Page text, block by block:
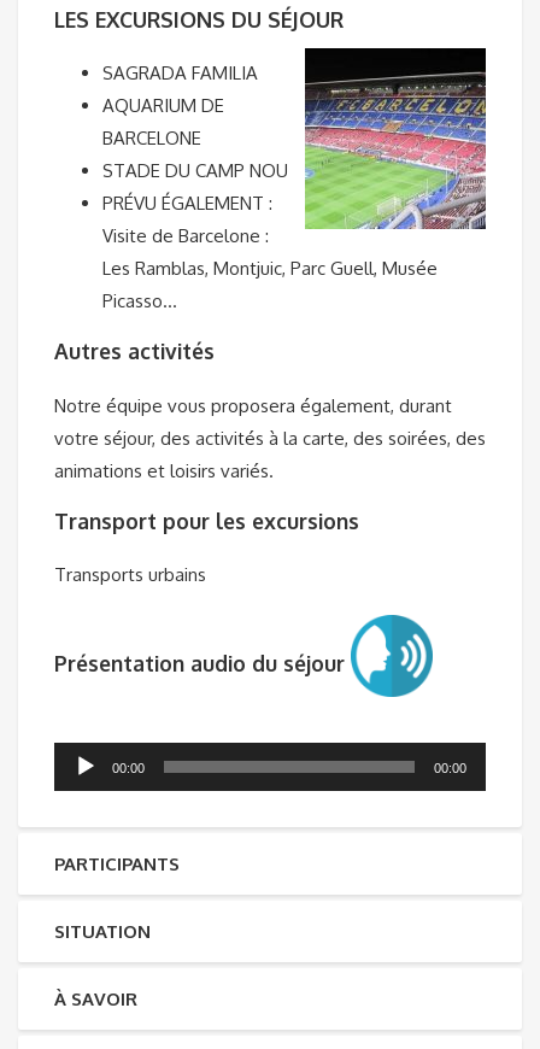
LES EXCURSIONS DU SÉJOUR
SAGRADA FAMILIA
AQUARIUM DE
BARCELONE
STADE DU CAMP NOU
PRÉVU ÉGALEMENT :
Visite de Barcelone :
Les Ramblas, Montjuic, Parc Guell, Musée
Picasso…
Autres activités
Notre équipe vous proposera également, durant
votre séjour, des activités à la carte, des soirées, des
animations et loisirs variés.
Transport pour les excursions
Transports urbains
Présentation audio du séjour
Lecteur
audio
00:00 00:00
PARTICIPANTS
SITUATION
À SAVOIR